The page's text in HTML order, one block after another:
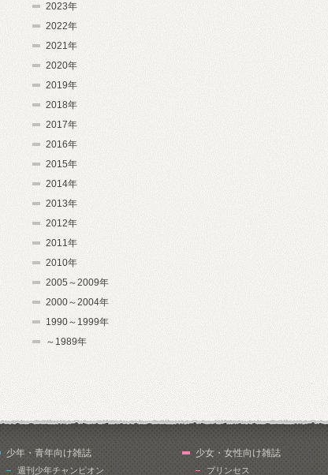
2023年
2022年
2021年
2020年
2019年
2018年
2017年
2016年
2015年
2014年
2013年
2012年
2011年
2010年
2005～2009年
2000～2004年
1990～1999年
～1989年
少年・青年向け雑誌
週刊少年チャンピオン
少女・女性向け雑誌
プリンセス